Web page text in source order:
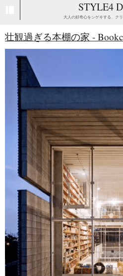
STYLE4
大人の好奇心をシゲキする、ク
壮観過ぎる本棚の家 -